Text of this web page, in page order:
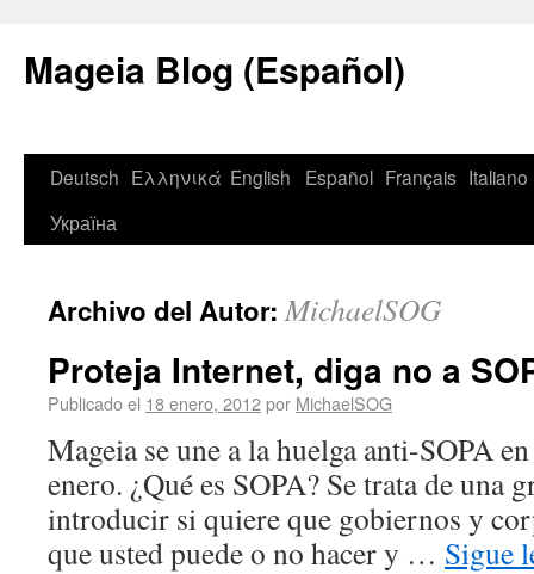
Mageia Blog (Español)
Deutsch Ελληνικά English Español Français Italiano
Україна
Archivo del Autor:MichaelSOG
Proteja Internet, diga no a
Publicado el 18 enero, 2012por MichaelSOG
Mageia se une a la huelga anti-SOPA
enero. ¿Qué es SOPA? Se trata de una
introducir si quiere que gobiernos y
que usted puede o no hacer y … Sigue